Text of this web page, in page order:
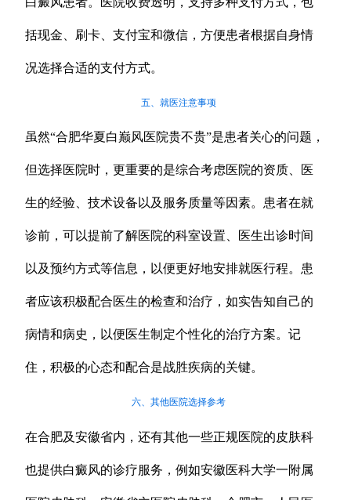
括现金、刷卡、支付宝和微信，方便患者根据自身情
况选择合适的支付方式。
五、就医注意事项
虽然“合肥华夏白巅风医院贵不贵”是患者关心的问题，
但选择医院时，更重要的是综合考虑医院的资质、医
生的经验、技术设备以及服务质量等因素。患者在就
诊前，可以提前了解医院的科室设置、医生出诊时间
以及预约方式等信息，以便更好地安排就医行程。患
者应该积极配合医生的检查和治疗，如实告知自己的
病情和病史，以便医生制定个性化的治疗方案。记
住，积极的心态和配合是战胜疾病的关键。
六、其他医院选择参考
在合肥及安徽省内，还有其他一些正规医院的皮肤科
也提供白癜风的诊疗服务，例如安徽医科大学一附属